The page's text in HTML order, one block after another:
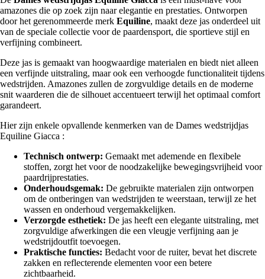
amazones die op zoek zijn naar elegantie en prestaties. Ontworpen
door het gerenommeerde merk Equiline, maakt deze jas onderdeel uit
van de speciale collectie voor de paardensport, die sportieve stijl en
verfijning combineert.
Deze jas is gemaakt van hoogwaardige materialen en biedt niet alleen
een verfijnde uitstraling, maar ook een verhoogde functionaliteit tijdens
wedstrijden. Amazones zullen de zorgvuldige details en de moderne
snit waarderen die de silhouet accentueert terwijl het optimaal comfort
garandeert.
Hier zijn enkele opvallende kenmerken van de Dames wedstrijdjas
Equiline Giacca :
Technisch ontwerp: Gemaakt met ademende en flexibele
stoffen, zorgt het voor de noodzakelijke bewegingsvrijheid voor
paardrijprestaties.
Onderhoudsgemak: De gebruikte materialen zijn ontworpen
om de ontberingen van wedstrijden te weerstaan, terwijl ze het
wassen en onderhoud vergemakkelijken.
Verzorgde esthetiek: De jas heeft een elegante uitstraling, met
zorgvuldige afwerkingen die een vleugje verfijning aan je
wedstrijdoutfit toevoegen.
Praktische functies: Bedacht voor de ruiter, bevat het discrete
zakken en reflecterende elementen voor een betere
zichtbaarheid.